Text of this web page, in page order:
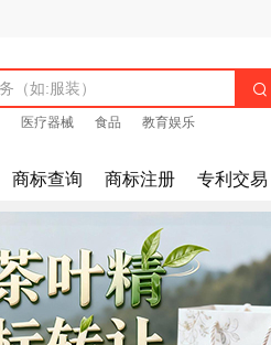

医疗器械 食品 教育娱乐
商标查询 商标注册 专利交易